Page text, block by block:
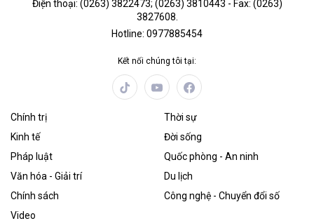
Điện thoại: (0263) 3822473; (0263) 3810443 - Fax: (0263)
3827608.
Hotline: 0977885454
Kết nối chúng tôi tại:
Chính trị
Thời sự
Kinh tế
Đời sống
Pháp luật
Quốc phòng - An ninh
Văn hóa - Giải trí
Du lịch
Chính sách
Công nghệ - Chuyển đổi số
Video